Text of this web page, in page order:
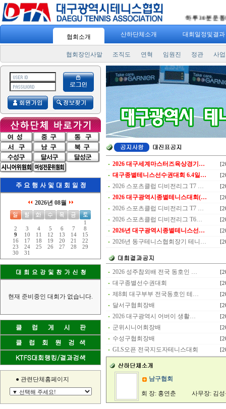
" 스포츠 7330" 일주일에 3번! 하루 30분 운동!
협회소개 산하단체소개 대회일정및결
협회장인사말 조직도 연혁 임원진 정관 사
2026년 08월
1
2
3 4 5 6 7
8
9
10 11 12 13 14
15
16
17 18 19 20 21
22
23
24 25 26 27 28
29
30
31
현재 준비중인 대회가 없습니다.
● 관련단체홈페이지
2026 대구세계마스터즈육상경기…
대구종별테니스선수권대회 6.4일…
2026 스포츠클럽 디비전리그 T7 …
2026 대구광역시종별테니스대회(…
2026 스포츠클럽 디비전리그 T7 …
2026 스포츠클럽 디비전리그 T6…
2026년 대구광역시종별테니스선…
2026년 동구테니스협회장기 테니…
2026 성주참외배 전국 동호인 …
대구종별선수권대회
제8회 대구부부 전국동호인 테…
달서구협회장배
2026 대구광역시 어버이 생활…
군위시니어회장배
수성구협회장배
GLS오픈 전국지도자테니스대회
남구협회
회 장: 홍연춘 사무장: 김